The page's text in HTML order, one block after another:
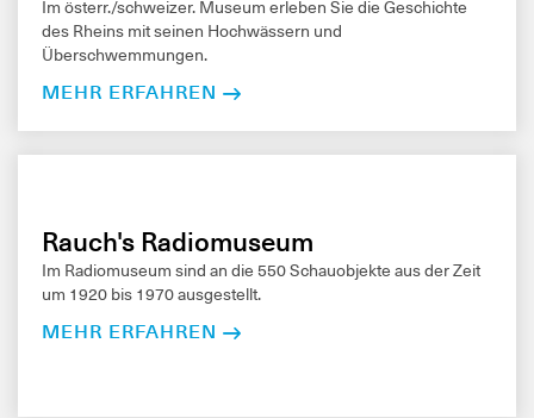
Im österr./schweizer. Museum erleben Sie die Geschichte
des Rheins mit seinen Hochwässern und
Überschwemmungen.
MEHR ERFAHREN
Rauch's Radiomuseum
Im Radiomuseum sind an die 550 Schauobjekte aus der Zeit
um 1920 bis 1970 ausgestellt.
MEHR ERFAHREN